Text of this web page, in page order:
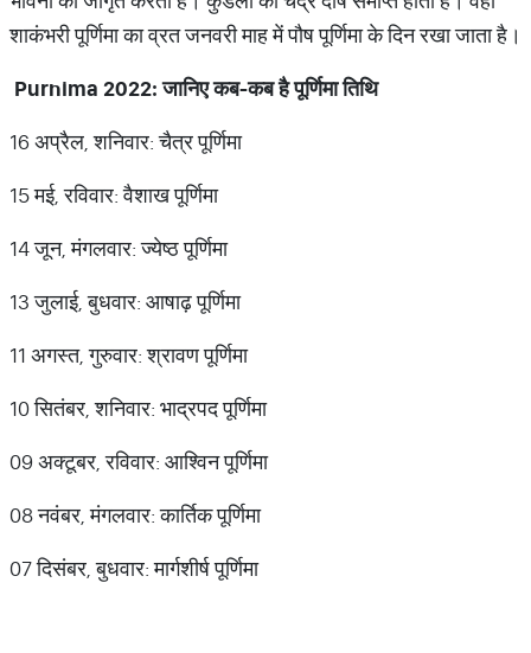
शाकंभरी पूर्णिमा का व्रत जनवरी माह में पौष पूर्णिमा के दिन रखा जाता है।
Purnima 2022:जानिएकब-कबहैपूर्णिमातिथि
16 अप्रैल, शनिवार: चैत्र पूर्णिमा
15 मई, रविवार: वैशाख पूर्णिमा
14 जून, मंगलवार: ज्येष्ठ पूर्णिमा
13 जुलाई, बुधवार: आषाढ़ पूर्णिमा
11 अगस्त, गुरुवार: श्रावण पूर्णिमा
10 सितंबर, शनिवार: भाद्रपद पूर्णिमा
09 अक्टूबर, रविवार: आश्विन पूर्णिमा
08 नवंबर, मंगलवार: कार्तिक पूर्णिमा
07 दिसंबर, बुधवार: मार्गशीर्ष पूर्णिमा